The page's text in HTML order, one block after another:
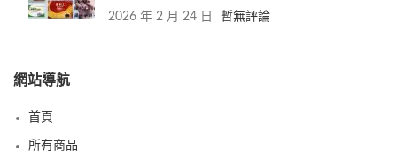
2026 年 2 月 24 日 暫無評論
網站導航
首頁
所有商品